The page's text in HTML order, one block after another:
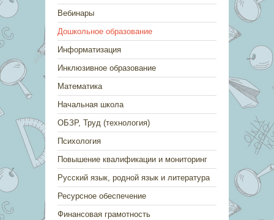
Вебинары
Дошкольное образование
Информатизация
Инклюзивное образование
Математика
Начальная школа
ОБЗР, Труд (технология)
Психология
Повышение квалификации и мониторинг
Русский язык, родной язык и литература
Ресурсное обеспечение
Финансовая грамотность